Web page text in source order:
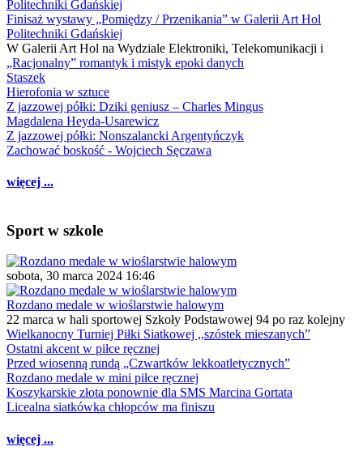
Finisaż wystawy „Pomiędzy / Przenikania” w Galerii Art Hol
Politechniki Gdańskiej
W Galerii Art Hol na Wydziale Elektroniki, Telekomunikacji i
„Racjonalny” romantyk i mistyk epoki danych
Staszek
Hierofonia w sztuce
Z jazzowej półki: Dziki geniusz – Charles Mingus
Magdalena Heyda-Usarewicz
Z jazzowej półki: Nonszalancki Argentyńczyk
Zachować boskość - Wojciech Sęczawa
więcej ...
Sport w szkole
sobota, 30 marca 2024 16:46
Rozdano medale w wioślarstwie halowym
22 marca w hali sportowej Szkoły Podstawowej 94 po raz kolejny
Wielkanocny Turniej Piłki Siatkowej ,,szóstek mieszanych”
Ostatni akcent w piłce ręcznej
Przed wiosenną rundą „Czwartków lekkoatletycznych”
Rozdano medale w mini piłce ręcznej
Koszykarskie złota ponownie dla SMS Marcina Gortata
Licealna siatkówka chłopców ma finiszu
więcej ...